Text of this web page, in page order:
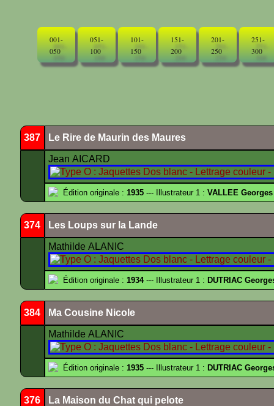
001-
050
051-
100
101-
150
151-
200
201-
250
251-
300
387 Le Rire de Maurin des Maures
Jean AICARD
Édition originale : 1935 --- Illustrateur 1 : VALLEE Georges
374 Les Loups sur la Lande
Mathilde ALANIC
Édition originale : 1934--- Illustrateur 1 : DUTRIAC
384 Ma Cousine Nicole
Mathilde ALANIC
Édition originale : 1935 --- Illustrateur 1 : DUTRIAC
376 La Maison du Chat qui pelote